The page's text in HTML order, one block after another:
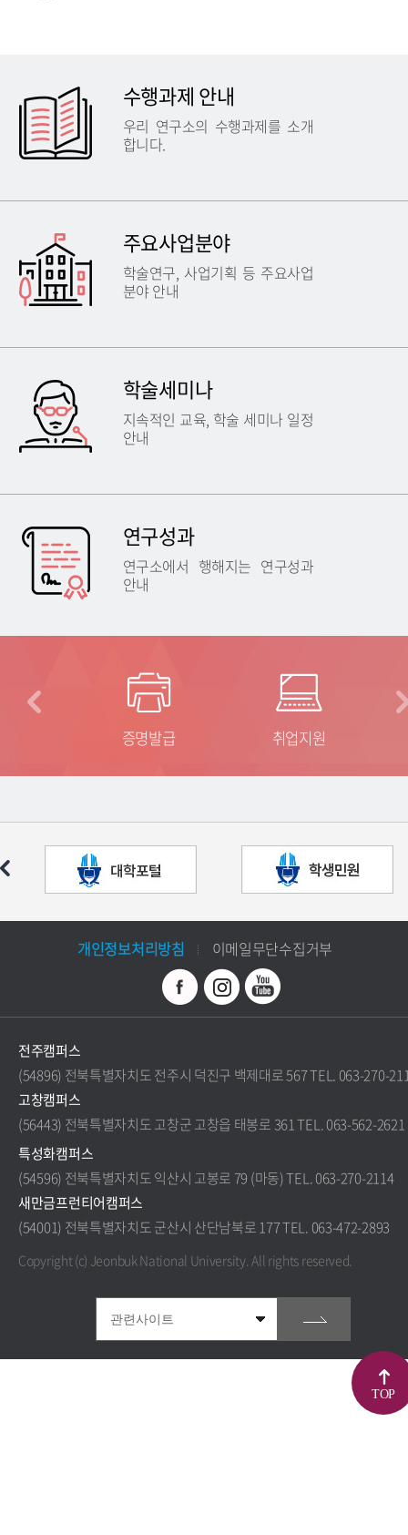
수행과제 안내
우리 연구소의 수행과제를 소개
합니다.
주요사업분야
학술연구, 사업기획 등 주요사업
분야 안내
학술세미나
지속적인 교육, 학술 세미나 일정
안내
연구성과
연구소에서 행해지는 연구성과
안내
증명발급 취업지원
개인정보처리방침 이메일무단수집거부
전주캠퍼스
(54896) 전북특별자치도 전주시 덕진구 백제대로 567 TEL. 063-270-
고창캠퍼스
(56443) 전북특별자치도 고창군 고창읍 태봉로 361 TEL. 063-562-2621
특성화캠퍼스
(54596) 전북특별자치도 익산시 고봉로 79 (마동) TEL. 063-270-2114
새만금프런티어캠퍼스
(54001) 전북특별자치도 군산시 산단남북로 177 TEL. 063-472-2893
Copyright (c) Jeonbuk National University.All rights reserved.
TOP